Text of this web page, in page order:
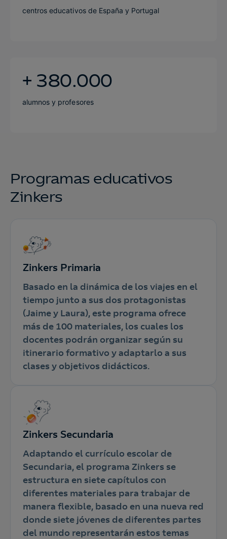
centros educativos de España y Portugal
+ 380.000
alumnos y profesores
Programas educativos
Zinkers
Zinkers Primaria
Basado en la dinámica de los viajes en el
tiempo junto a sus dos protagonistas
(Jaime y Laura), este programa ofrece
más de 100 materiales, los cuales los
docentes podrán organizar según su
itinerario formativo y adaptarlo a sus
clases y objetivos didácticos.
Zinkers Secundaria
Adaptando el currículo escolar de
Secundaria, el programa Zinkers se
estructura en siete capítulos con
diferentes materiales para trabajar de
manera flexible, basado en una nueva red
donde siete jóvenes de diferentes partes
del mundo representarán estos temas